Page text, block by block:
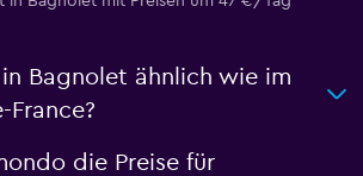
Bagnolet ähnlich wie im
France?
die Preise für